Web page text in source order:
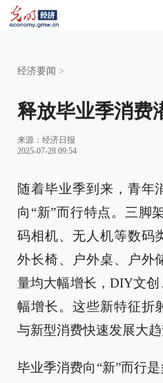
经济要闻 >
释放毕业季消费
来源： 经济日报
2025-07-28 09:54
随着毕业季到来，青年
向“新”而行特点。三脚
码相机、无人机等数码
外长椅、户外桌、户外
量均大幅增长，DIY文
幅增长。这些新特征折
与新型消费快速发展大趋
毕业季消费向“新”而行